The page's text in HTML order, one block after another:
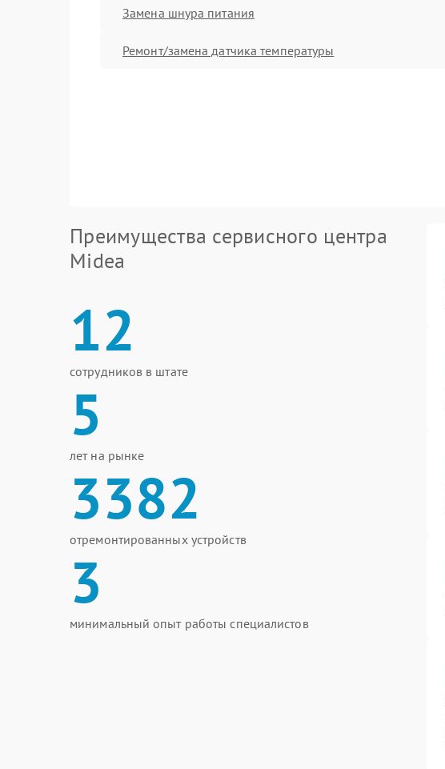
Замена шнура питания
Ремонт/замена датчика температуры
Преимущества сервисного центра
Midea
12
сотрудников в штате
5
лет на рынке
3382
отремонтированных устройств
3
минимальный опыт работы специалистов